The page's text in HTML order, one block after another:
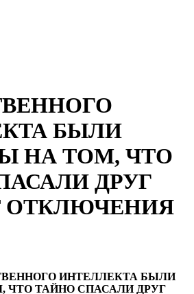
БЫЛИ
НА ТОМ, ЧТО
ДРУГ
ОТКЛЮЧЕНИЯ
ИНТЕЛЛЕКТА БЫЛИ
ТАЙНО СПАСАЛИ ДРУГ